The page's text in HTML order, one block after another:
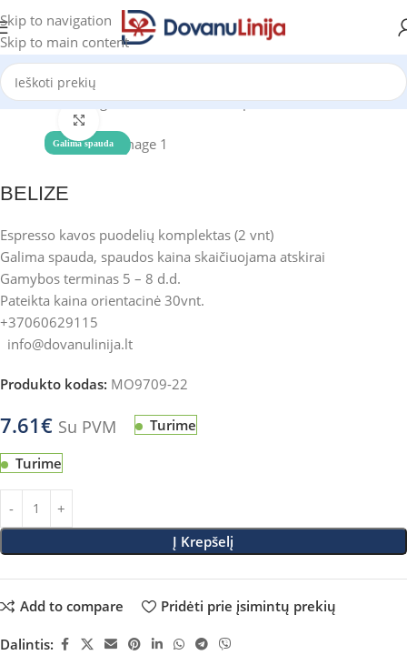
Skip to navigation
Skip to main content
Pradžia Katalogas Puodeliai ir termo puodeliai Puodeliai
Galima spauda
BELIZE
Espresso kavos puodelių komplektas (2 vnt)
Galima spauda, spaudos kaina skaičiuojama atskirai
Gamybos terminas 5 – 8 d.d.
Pateikta kaina orientacinė 30vnt.
+37060629115
info@dovanulinija.lt
Produkto kodas: MO9709-22
7.61€ Su PVM Turime
Turime
Į Krepšelį
Add to compare Pridėti prie įsimintų prekių
Dalintis: